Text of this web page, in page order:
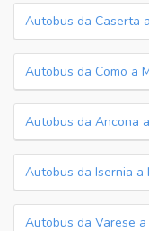
Autobus da Caserta
Autobus da Como a
Autobus da Ancona
Autobus da Isernia a
Autobus da Varese